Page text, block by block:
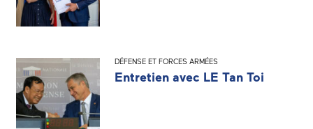
DÉFENSE ET FORCES ARMÉES
Entretien avec LE Tan Toi